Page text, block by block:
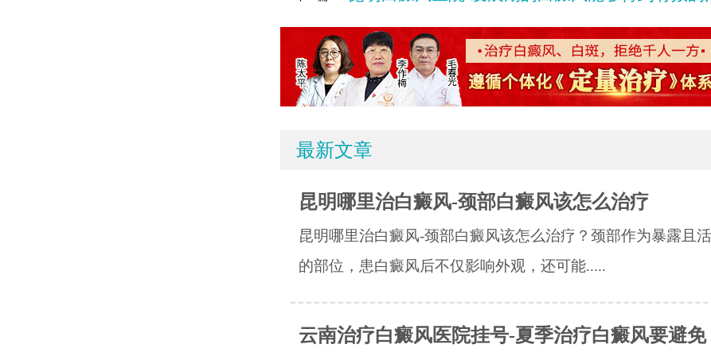
最新文章
昆明哪里治白癜风-颈部白癜风该怎么治疗
昆明哪里治白癜风-颈部白癜风该怎么治疗？颈部作为暴露且
的部位，患白癜风后不仅影响外观，还可能.....
云南治疗白癜风医院挂号-夏季治疗白癜风要避免